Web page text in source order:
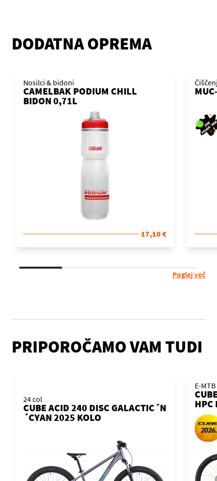
DODATNA OPREMA
Nosilci & bidoni
CAMELBAK PODIUM CHILL
BIDON 0,71L
17,10 €
Poglej več
PRIPOROČAMO VAM TUDI
24 col
CUBE ACID 240 DISC GALACTIC´N
´CYAN 2025 KOLO
E-
HPC